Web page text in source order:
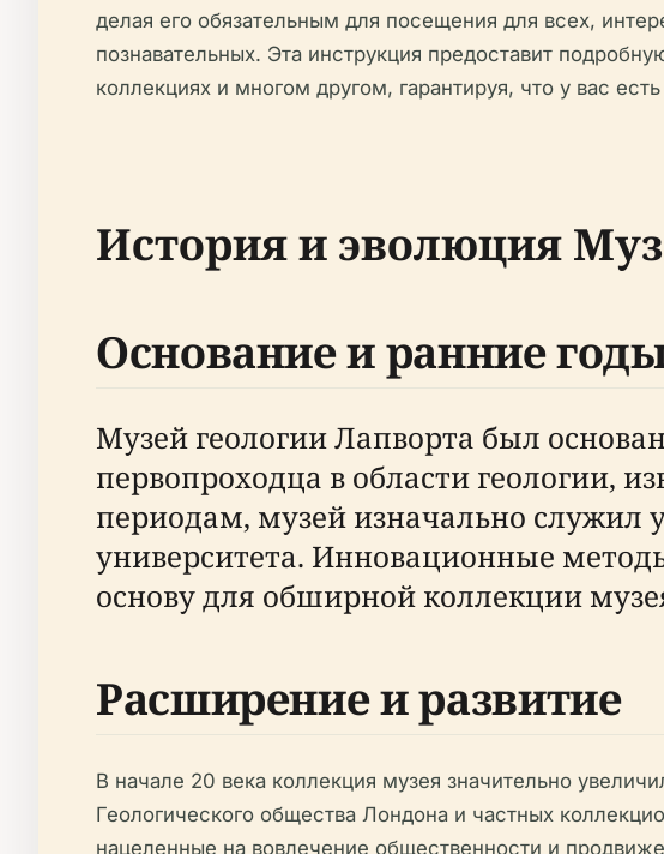
делая его обязательным для посещения для всех,
познавательных. Эта инструкция предоставит
коллекциях и многом другом, гарантируя, что у вас
История и эволюция
Основание и ранние
Музей геологии Лапворта был
первопроходца в области геологии,
периодам, музей изначально служил
университета. Инновационные
основу для обширной коллекции
Расширение и развитие
В начале 20 века коллекция музея значительно
Геологического общества Лондона и частных
нацеленные на вовлечение общественности и